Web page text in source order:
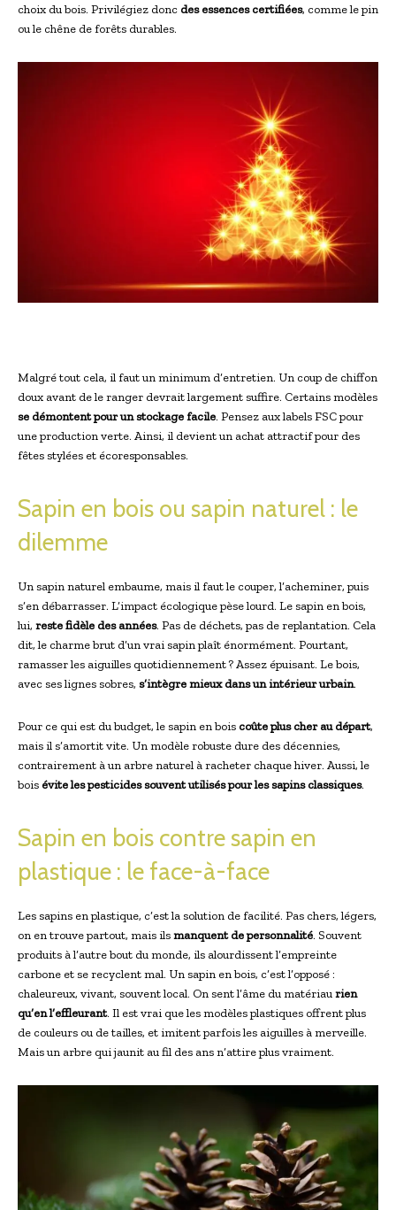
choix du bois. Privilégiez donc des essences certifiées, comme le pin
ou le chêne de forêts durables.
Malgré tout cela, il faut un minimum d’entretien. Un coup de chiffon
doux avant de le ranger devrait largement suffire. Certains modèles
se démontent pour un stockage facile. Pensez aux labels FSC pour
une production verte. Ainsi, il devient un achat attractif pour des
fêtes stylées et écoresponsables.
Sapin en bois ou sapin naturel : le
dilemme
Un sapin naturel embaume, mais il faut le couper, l’acheminer, puis
s’en débarrasser. L’impact écologique pèse lourd. Le sapin en bois,
lui, reste fidèle des années. Pas de déchets, pas de replantation. Cela
dit, le charme brut d’un vrai sapin plaît énormément. Pourtant,
ramasser les aiguilles quotidiennement ? Assez épuisant. Le bois,
avec ses lignes sobres, s’intègre mieux dans un intérieur urbain.
Pour ce qui est du budget, le sapin en bois coûte plus cher au départ,
mais il s’amortit vite. Un modèle robuste dure des décennies,
contrairement à un arbre naturel à racheter chaque hiver. Aussi, le
bois évite les pesticides souvent utilisés pour les sapins classiques.
Sapin en bois contre sapin en
plastique : le face-à-face
Les sapins en plastique, c’est la solution de facilité. Pas chers, légers,
on en trouve partout, mais ilsmanquent de personnalité. Souvent
produits à l’autre bout du monde, ils alourdissent l’empreinte
carbone et se recyclent mal. Un sapin en bois, c’est l’opposé :
chaleureux, vivant, souvent local. On sent l’âme du matériaurien
qu’en l’effleurant. Il est vrai que les modèles plastiques offrent plus
de couleurs ou de tailles, et imitent parfois les aiguilles à merveille.
Mais un arbre qui jaunit au fil des ans n’attire plus vraiment.